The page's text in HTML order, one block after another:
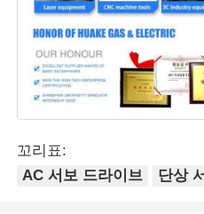
꼬리표:
AC 서보 드라이브
단상